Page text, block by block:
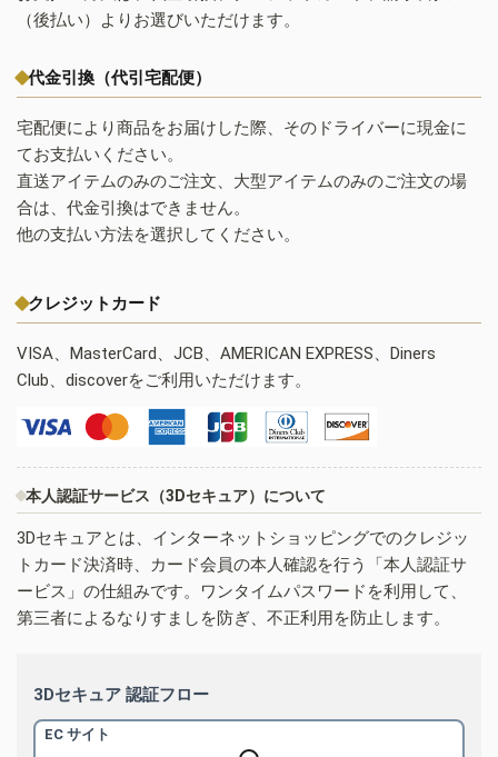
（後払い）よりお選びいただけます。
代金引換（代引宅配便）
宅配便により商品をお届けした際、そのドライバーに現金に
てお支払いください。
直送アイテムのみのご注文、大型アイテムのみのご注文の場
合は、代金引換はできません。
他の支払い方法を選択してください。
クレジットカード
VISA、MasterCard、JCB、AMERICAN EXPRESS、Diners
Club、discoverをご利用いただけます。
本人認証サービス（3Dセキュア）について
3Dセキュアとは、インターネットショッピングでのクレジッ
トカード決済時、カード会員の本人確認を行う「本人認証サ
ービス」の仕組みです。ワンタイムパスワードを利用して、
第三者によるなりすましを防ぎ、不正利用を防止します。
3Dセキュア 認証フロー
EC サイト